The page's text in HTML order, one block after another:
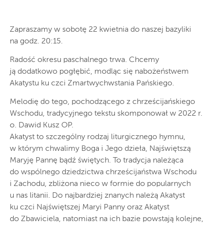
Zapraszamy w sobotę 22 kwietnia do naszej bazyliki
na godz. 20:15.
Radość okresu paschalnego trwa. Chcemy
ją dodatkowo pogłębić, modląc się nabożeństwem
Akatystu ku czci Zmartwychwstania Pańskiego.
Melodię do tego, pochodzącego z chrześcijańskiego
Wschodu, tradycyjnego tekstu skomponował w 2022 r.
o. Dawid Kusz OP.
Akatyst to szczególny rodzaj liturgicznego hymnu,
w którym chwalimy Boga i Jego dzieła, Najświętszą
Maryję Pannę bądź świętych. To tradycja należąca
do wspólnego dziedzictwa chrześcijaństwa Wschodu
i Zachodu, zbliżona nieco w formie do popularnych
u nas litanii. Do najbardziej znanych należą Akatyst
ku czci Najświętszej Maryi Panny oraz Akatyst
do Zbawiciela, natomiast na ich bazie powstają kolejne,